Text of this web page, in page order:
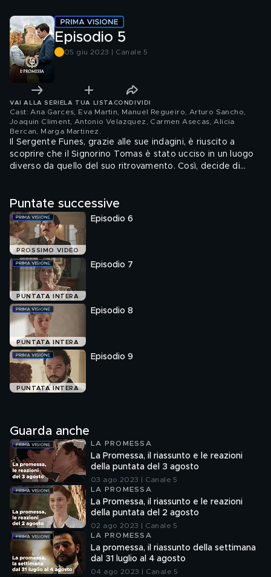
Episodio 5
05 giu 2023 | Canale 5
VAI ALLA SERIE LA TUA LISTA CONDIVIDI
Cast: Ana Garces, Eva Martin, Manuel Regueiro, Arturo Sancho,
Joaquin Climent, Antonio Velazquez, Carmen Asecas, Alicia
Bercan, Marga Martinez
Il Sergente Funes, grazie alle sue indagini, è riuscito a
scoprire che il Signorino Tomas è stato ucciso in un luogo
diverso da quello del suo ritrovamento. Così, decide di
accuratamente la sua stanza.
Puntate successive
PROSSIMO VIDEO
Episodio 6
PUNTATA INTERA
Episodio 7
PUNTATA INTERA
Episodio 8
PUNTATA INTERA
Episodio 9
Guarda anche
LA PROMESSA
La Promessa, il riassunto e le reazioni
della puntata del 3 agosto
03 ago 2023 | Canale 5
LA PROMESSA
La Promessa, il riassunto e le reazioni
della puntata del 2 agosto
02 ago 2023 | Canale 5
LA PROMESSA
La promessa, il riassunto della settimana
dal 31 luglio al 4 agosto
04 ago 2023 | Canale 5